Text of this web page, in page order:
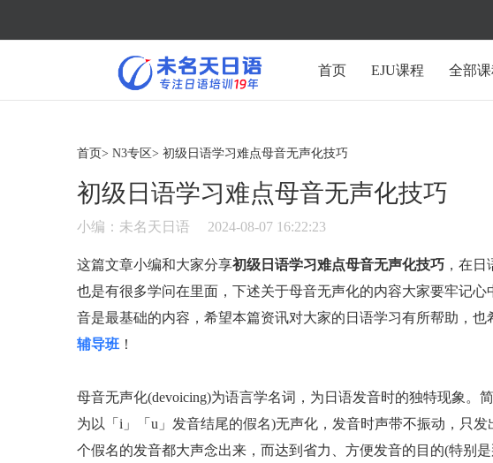
首页 EJU课程 全部
首页> N3专区> 初级日语学习难点母音无声化技巧
初级日语学习难点母音无声化技巧
小编：未名天日语 2024-08-07 16:22:23
这篇文章小编和大家分享初级日语学习难点母音无声化技巧 ，在
也是有很多学问在里面，下述关于母音无声化的内容大家要牢记心
音是最基础的内容，希望本篇资讯对大家的日语学习有所帮助，也
辅导班 ！
母音无声化(devoicing)为语言学名词，为日语发音时的独特现象。
为以「i」「u」发音结尾的假名)无声化，发音时声带不振动，只
个假名的发音都大声念出来，而达到省力、方便发音的目的(特别